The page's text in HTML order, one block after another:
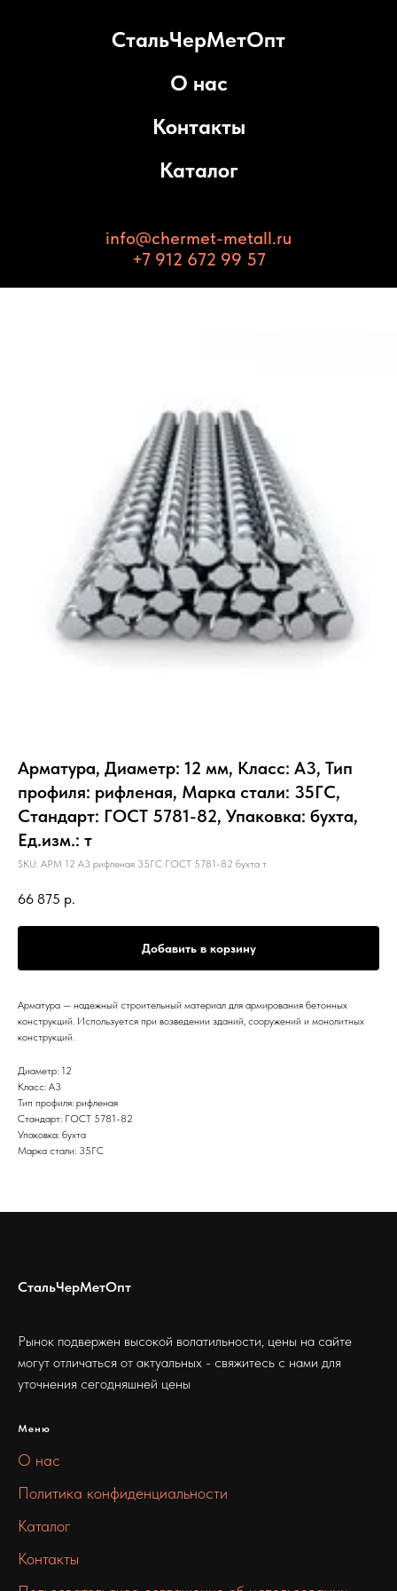
СтальЧерМетОпт
О нас
Контакты
Каталог
info@chermet-metall.ru
+7 912 672 99 57
Арматура, Диаметр: 12 мм, Класс: А3, Тип
профиля: рифленая, Марка стали: 35ГС,
Стандарт: ГОСТ 5781-82, Упаковка: бухта,
Ед.изм.: т
SKU: АРМ 12 А3 рифленая 35ГС ГОСТ 5781-82 бухта т
66 875 р.
Добавить в корзину
Арматура — надежный строительный материал для армирования бетонных
конструкций. Используется при возведении зданий, сооружений и монолитных
конструкций.
Диаметр: 12
Класс: А3
Тип профиля: рифленая
Стандарт: ГОСТ 5781-82
Упаковка: бухта
Марка стали: 35ГС
СтальЧерМетОпт
Рынок подвержен высокой волатильности, цены на сайте
могут отличаться от актуальных - свяжитесь с нами для
уточнения сегодняшней цены
Меню
О нас
Политика конфиденциальности
Каталог
Контакты